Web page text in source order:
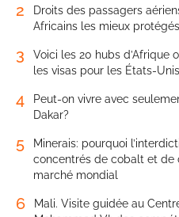
2
Droits des passagers
Africains les mieux
3
Voici les 20 hubs d’Afrique
les visas pour les États-Unis
4
Peut-on vivre avec
Dakar?
5
Minerais: pourquoi
concentrés de cobalt et de
marché mondial
6
Mali. Visite guidée au